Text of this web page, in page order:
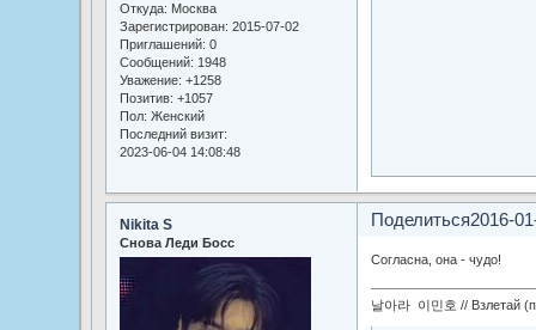
Откуда: Москва
Зарегистрирован: 2015-07-02
Приглашений: 0
Сообщений: 1948
Уважение: +1258
Позитив: +1057
Пол: Женский
Последний визит:
2023-06-04 14:08:48
Поделиться2016-
Nikita S
Снова Леди Босс
Согласна, она - чудо!
날아라 이민호 // Взлетай